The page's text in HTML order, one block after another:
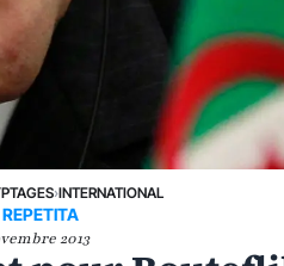
›INTERNATIONAL
2013